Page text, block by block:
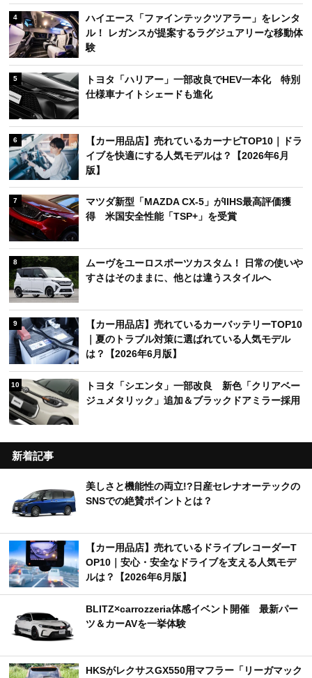
4
ハイエース「ファインテックツアラー」をレンタ
ル！ レガンスが提案するラグジュアリーな移動体
験
5
トヨタ「ハリアー」一部改良でHEV一本化 特別
仕様車ナイトシェードも進化
6
【カー用品店】売れているカーナビTOP10｜ドラ
イブを快適にする人気モデルは？【2026年6月
版】
7
マツダ新型「MAZDA CX-5」がIIHS最高評価獲
得 米国安全性能「TSP+」を受賞
8
ムーヴをユーロスポーツカスタム！ 日常の使いや
すさはそのままに、他とは違うスタイルへ
9
【カー用品店】売れているカーバッテリーTOP10
｜夏のトラブル対策に選ばれている人気モデル
は？【2026年6月版】
10
トヨタ「シエンタ」一部改良 新色「クリアベー
ジュメタリック」追加＆ブラックドアミラー採用
新着記事
美しさと機能性の両立!?日産セレナオーテックの
SNSでの絶賛ポイントとは？
【カー用品店】売れているドライブレコーダーT
OP10｜安心・安全なドライブを支える人気モデ
ルは？【2026年6月版】
BLITZ×carrozzeria体感イベント開催 最新パー
ツ＆カーAVを一挙体験
HKSがレクサスGX550用マフラー「リーガマック